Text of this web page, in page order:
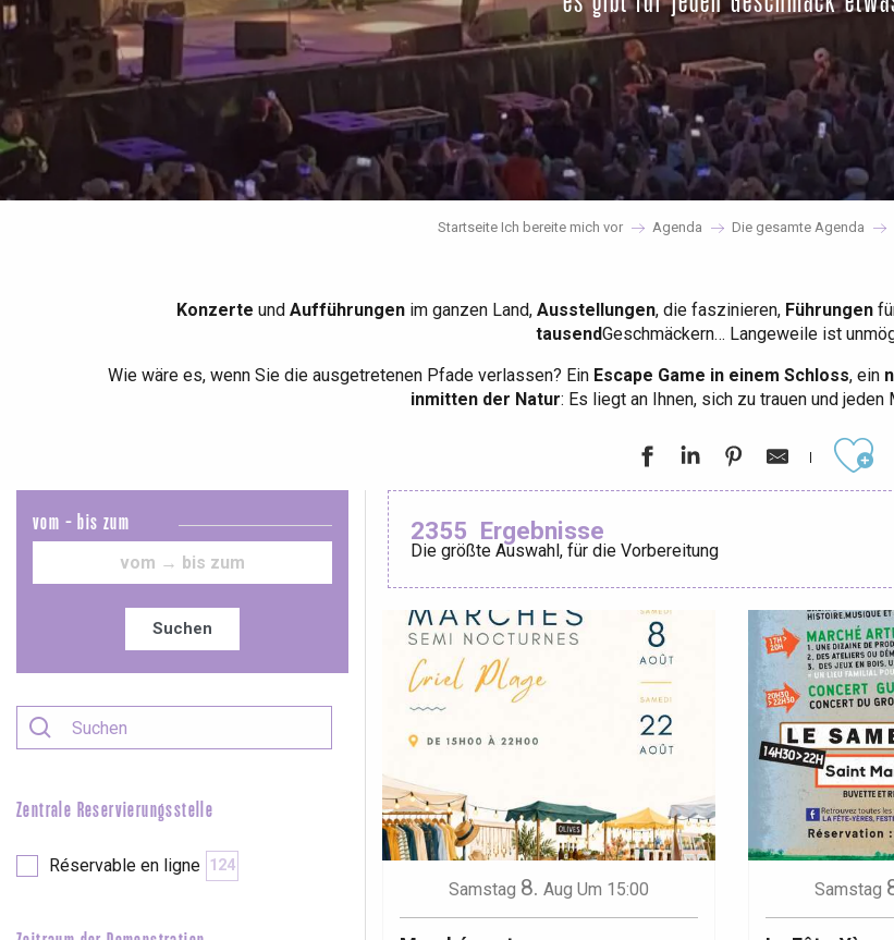
Lille 2h30
Eu
Criel-sur-Mer
Blangy-sur-Bresle
Dieppe
Die gesamte Agenda
Frühling
Wenn es regnet
Unter Freunden
Trendige Orte
Bester Brunch
Restaurants mit
Aufenthalte am Meer
Aufenthalte mit dem
Zug
Fahrradaufenthalte
Startseite Ich bereite mich vor Agenda Die gesamte Agenda
Konzerte und Aufführungenim ganzen Land, Ausstellungen, die faszinieren, Führungen
tausendGeschmäckern… Langeweile ist
Wie wäre es, wenn Sie die ausgetretenen Pfade verlassen? Ein Escape Game in einem Schloss, ein
inmitten der Natur: Es liegt an Ihnen, sich zu trauen und jeden
vom - bis zum
Suchen
Zentrale Reservierungsstelle
Réservable en ligne 124
2355 Ergebnisse
Die größte Auswahl, für die Vorbereitung
Samstag 8. Aug Um 15:00 Samstag